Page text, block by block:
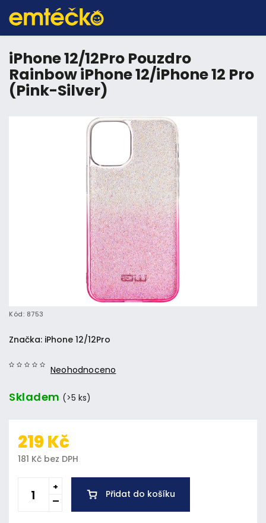
iPhone 12/12Pro Pouzdro
Rainbow iPhone 12/iPhone 12 Pro
(Pink-Silver)
Kód: 8753
Neohodnoceno
Značka: iPhone 12/12Pro
Skladem (>5 ks)
219 Kč
181 Kč bez DPH
Přidat do košíku